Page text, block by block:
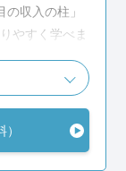
収入の柱」
やすく学べま
せずにいる